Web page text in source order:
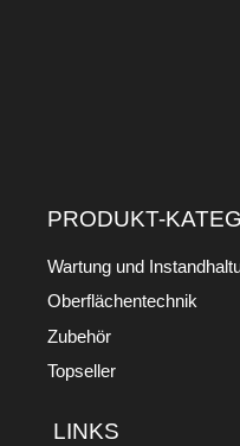
PRODUKT-
Wartung und
Oberflächentechnik
Zubehör
Topseller
LINKS